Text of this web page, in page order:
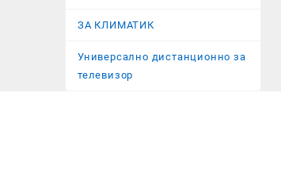
ЗА КЛИМАТИК
Универсално дистанционно за
телевизор